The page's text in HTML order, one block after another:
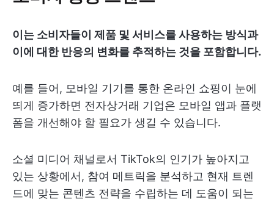
이는 소비자들이 제품 및 서비스를 사용하는 방식과
이에 대한 반응의 변화를 추적하는 것을 포함합니다.
예를 들어, 모바일 기기를 통한 온라인 쇼핑이 눈에
띄게 증가하면 전자상거래 기업은 모바일 앱과 플랫
폼을 개선해야 할 필요가 생길 수 있습니다.
소셜 미디어 채널로서 TikTok의 인기가 높아지고
있는 상황에서, 참여 메트릭을 분석하고 현재 트렌
드에 맞는 콘텐츠 전략을 수립하는 데 도움이 되는